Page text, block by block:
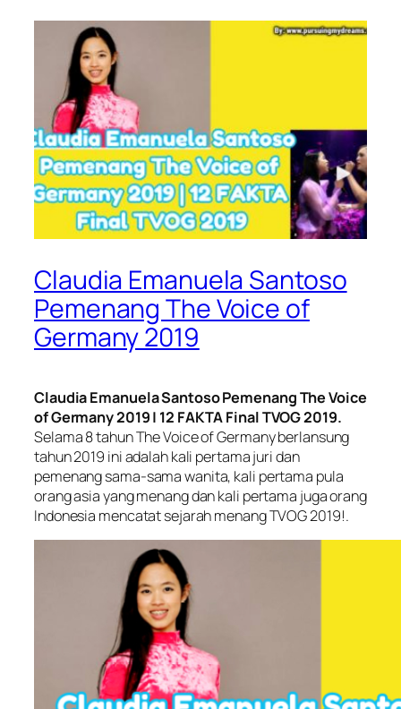
Claudia Emanuela Santoso
Pemenang The Voice of
Germany 2019
Claudia Emanuela Santoso Pemenang The Voice
of Germany 2019 | 12 FAKTA Final TVOG 2019.
Selama 8 tahun The Voice of Germany berlansung
tahun 2019 ini adalah kali pertama juri dan
pemenang sama-sama wanita, kali pertama pula
orang asia yang menang dan kali pertama juga orang
Indonesia mencatat sejarah menang TVOG 2019!.